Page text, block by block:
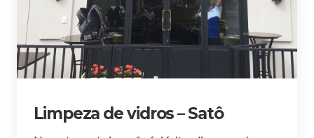
Limpeza de vidros – Satô